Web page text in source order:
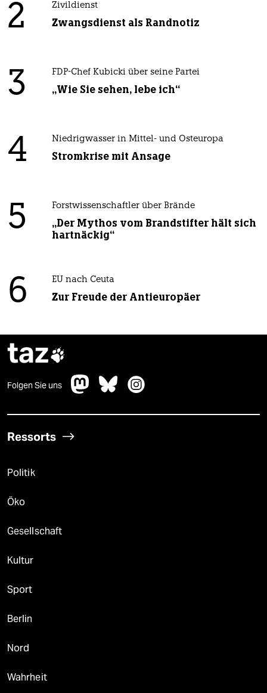
2 Zivildienst
Zwangsdienst als Randnotiz
3 FDP-Chef Kubicki über seine Partei
„Wie Sie sehen, lebe ich“
4 Niedrigwasser in Mittel- und Osteuropa
Stromkrise mit Ansage
5 Forstwissenschaftler über Brände
„Der Mythos vom Brandstifter hält sich
hartnäckig“
6 EU nach Ceuta
Zur Freude der Antieuropäer
taz
Folgen Sie uns
Ressorts
Politik
Öko
Gesellschaft
Kultur
Sport
Berlin
Nord
Wahrheit